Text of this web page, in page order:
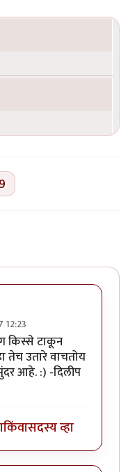
12:23
किस्से टाकून
तेच उतारे वाचतोय
आहे. :) -दिलीप
किंवासदस्य व्हा